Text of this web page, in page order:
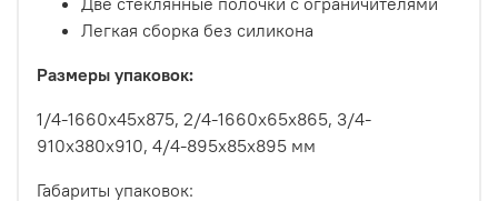
Легкая сборка без силикона
Размеры упаковок:
1/4-1660х45х875, 2/4-1660х65х865, 3/4-
910х380х910, 4/4-895х85х895 мм
Габариты упаковок: